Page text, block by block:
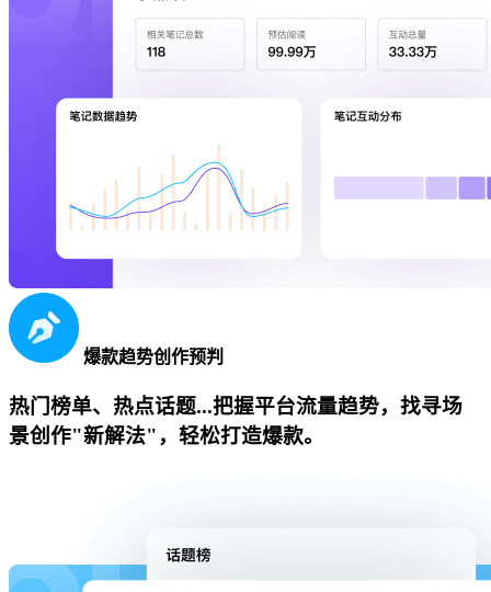
爆款趋势创作预判
热门榜单、热点话题...把握平台流量趋势，找寻场
景创作"新解法"，轻松打造爆款。